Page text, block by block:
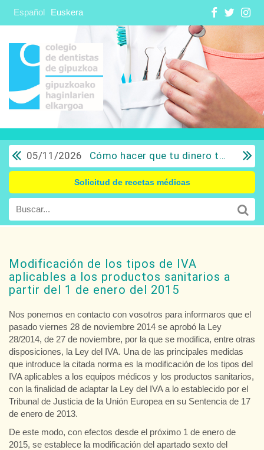
Español Euskera
05/11/2026 Cómo hacer que tu dinero trabaje para ti: Del ahorro a la inversión con sentido común.
Solicitud de recetas médicas
Modificación de los tipos de IVA
aplicables a los productos sanitarios a
partir del 1 de enero del 2015
Nos ponemos en contacto con vosotros para informaros que el
pasado viernes 28 de noviembre 2014 se aprobó la Ley
28/2014, de 27 de noviembre, por la que se modifica, entre otras
disposiciones, la Ley del IVA. Una de las principales medidas
que introduce la citada norma es la modificación de los tipos del
IVA aplicables a los equipos médicos y los productos sanitarios,
con la finalidad de adaptar la Ley del IVA a lo establecido por el
Tribunal de Justicia de la Unión Europea en su Sentencia de 17
de enero de 2013.
De este modo, con efectos desde el próximo 1 de enero de
2015, se establece la modificación del apartado sexto del